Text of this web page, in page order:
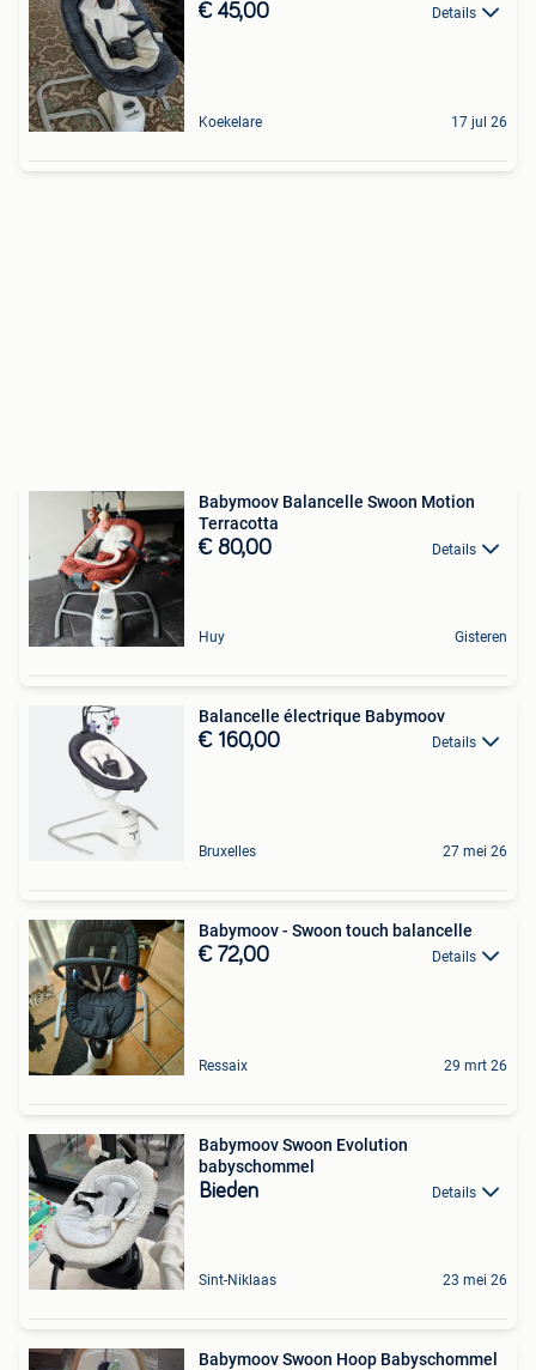
€ 45,00 Details
Koekelare 17 jul 26
Babymoov Balancelle Swoon Motion
Terracotta
€ 80,00 Details
Huy Gisteren
Balancelle électrique Babymoov
€ 160,00 Details
Bruxelles 27 mei 26
Babymoov - Swoon touch balancelle
€ 72,00 Details
Ressaix 29 mrt 26
Babymoov Swoon Evolution
babyschommel
Bieden Details
Sint-Niklaas 23 mei 26
Babymoov Swoon Hoop Babyschommel